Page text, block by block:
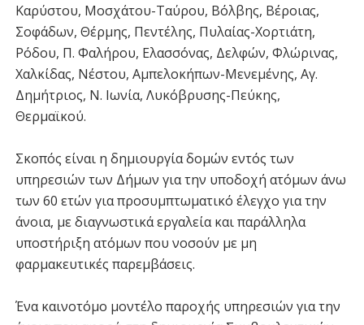
Καρύστου, Μοσχάτου-Ταύρου, Βόλβης, Βέροιας,
Σοφάδων, Θέρμης, Πεντέλης, Πυλαίας-Χορτιάτη,
Ρόδου, Π. Φαλήρου, Ελασσόνας, Δελφών, Φλώρινας,
Χαλκίδας, Νέστου, Αμπελοκήπων-Μενεμένης, Αγ.
Δημήτριος, Ν. Ιωνία, Λυκόβρυσης-Πεύκης,
Θερμαϊκού.
Σκοπός είναι η δημιουργία δομών εντός των
υπηρεσιών των Δήμων για την υποδοχή ατόμων άνω
των 60 ετών για προσυμπτωματικό έλεγχο για την
άνοια, με διαγνωστικά εργαλεία και παράλληλα
υποστήριξη ατόμων που νοσούν με μη
φαρμακευτικές παρεμβάσεις.
Ένα καινοτόμο μοντέλο παροχής υπηρεσιών για την